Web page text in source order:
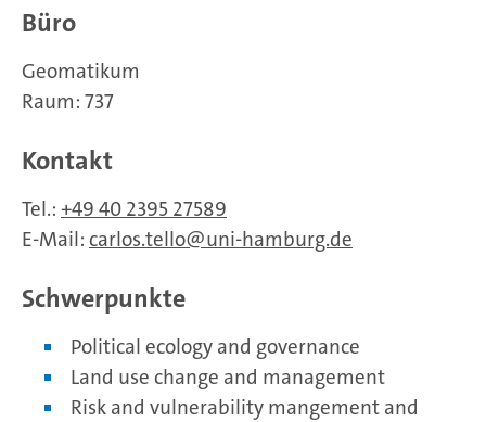
Büro
Geomatikum
Raum: 737
Kontakt
Tel.: +49 40 2395 27589
E-Mail: carlos.tello uni-hamburg.de
Schwerpunkte
Political ecology and governance
Land use change and management
Risk and vulnerability mangement and